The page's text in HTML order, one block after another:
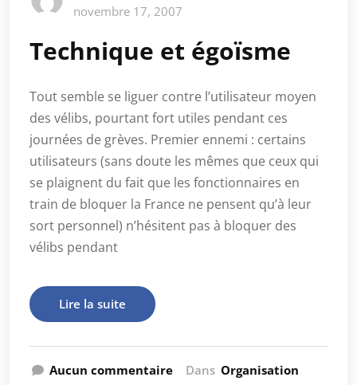
novembre 17, 2007
Technique et égoïsme
Tout semble se liguer contre l’utilisateur moyen
des vélibs, pourtant fort utiles pendant ces
journées de grèves. Premier ennemi : certains
utilisateurs (sans doute les mêmes que ceux qui
se plaignent du fait que les fonctionnaires en
train de bloquer la France ne pensent qu’à leur
sort personnel) n’hésitent pas à bloquer des
vélibs pendant
Lire la suite
Aucun commentaire Dans Organisation